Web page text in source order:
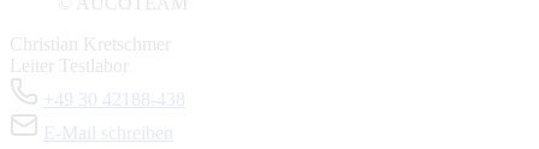
Christian Kretschmer
Leiter Testlabor
+49 30 42188-438
E-Mail schreiben